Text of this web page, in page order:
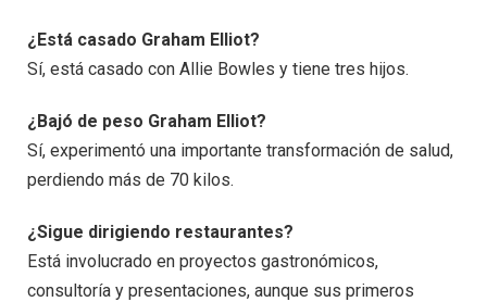
¿Está casado Graham Elliot?
Sí, está casado con Allie Bowles y tiene tres hijos.
¿Bajó de peso Graham Elliot?
Sí, experimentó una importante transformación de salud,
perdiendo más de 70 kilos.
¿Sigue dirigiendo restaurantes?
Está involucrado en proyectos gastronómicos,
consultoría y presentaciones, aunque sus primeros